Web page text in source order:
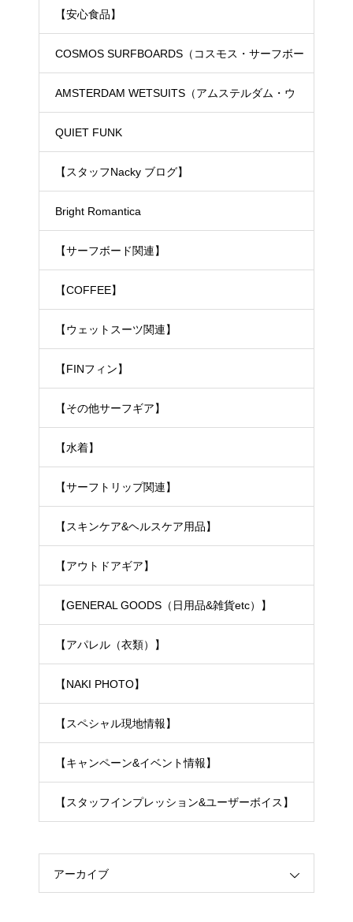
【安心食品】
COSMOS SURFBOARDS（コスモス・サーフボー
ド）
AMSTERDAM WETSUITS（アムステルダム・ウ
ェットスーツ）
QUIET FUNK
【スタッフNacky ブログ】
Bright Romantica
【サーフボード関連】
【COFFEE】
【ウェットスーツ関連】
【FINフィン】
【その他サーフギア】
【水着】
【サーフトリップ関連】
【スキンケア&ヘルスケア用品】
【アウトドアギア】
【GENERAL GOODS（日用品&雑貨etc）】
【アパレル（衣類）】
【NAKI PHOTO】
【スペシャル現地情報】
【キャンペーン&イベント情報】
【スタッフインプレッション&ユーザーボイス】
アーカイブ